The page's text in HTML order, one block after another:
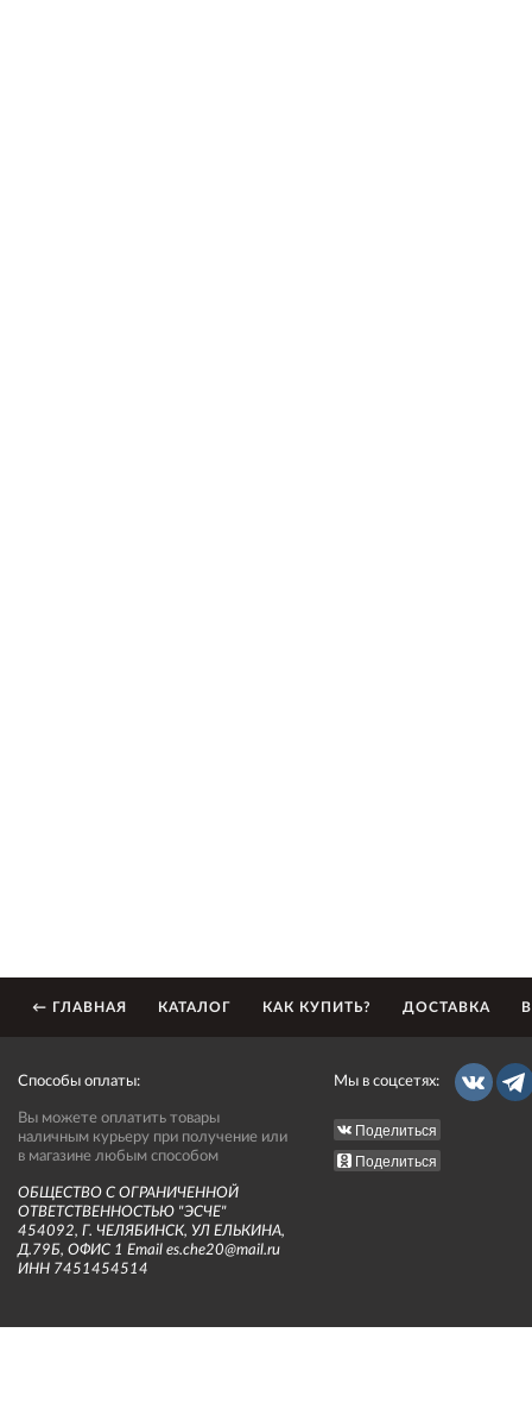
← ГЛАВНАЯ КАТАЛОГ КАК КУПИТЬ? ДОСТАВКА
Способы оплаты:
Вы можете оплатить товары
наличным курьеру при получение или
в магазине любым способом
ОБЩЕСТВО С ОГРАНИЧЕННОЙ
ОТВЕТСТВЕННОСТЬЮ "ЭСЧЕ"
454092, Г. ЧЕЛЯБИНСК, УЛ ЕЛЬКИНА,
Д.79Б, ОФИС 1 Email es.che20@mail.ru
ИНН 7451454514
Мы в соцсетях:
Поделиться
Поделиться